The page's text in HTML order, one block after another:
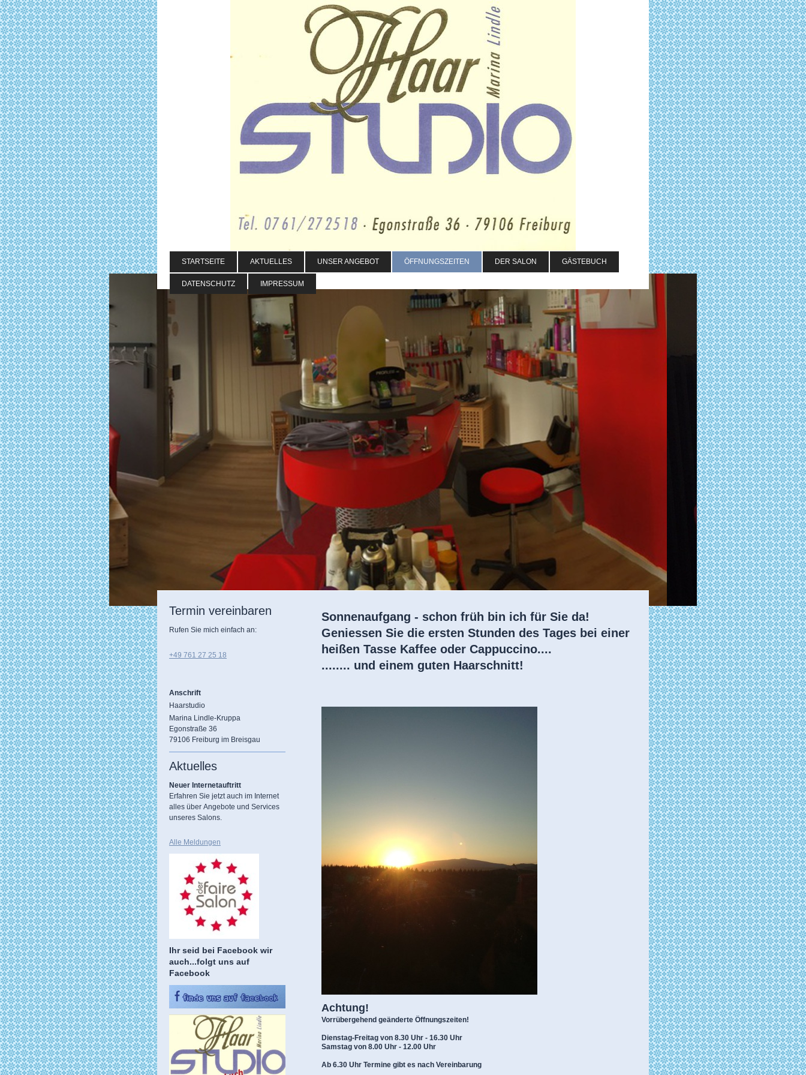
STARTSEITE AKTUELLES UNSER ANGEBOT ÖFFNUNGSZEITEN DER SALON GÄSTEBUCH
DATENSCHUTZ IMPRESSUM
Sonnenaufgang - schon früh bin ich für Sie da!
Geniessen Sie die ersten Stunden des Tages bei einer
heißen Tasse Kaffee oder Cappuccino....
........ und einem guten Haarschnitt!
Achtung!
Vorrübergehend geänderte Öffnungszeiten!
Dienstag-Freitag von 8.30 Uhr - 16.30 Uhr
Samstag von 8.00 Uhr - 12.00 Uhr
Ab 6.30 Uhr Termine gibt es nach Vereinbarung
Termin vereinbaren
Rufen Sie mich einfach an:
+49 761 27 25 18
Anschrift
Haarstudio
Marina Lindle-Kruppa
Egonstraße 36
79106 Freiburg im Breisgau
Aktuelles
Neuer Internetauftritt
Erfahren Sie jetzt auch im Internet
alles über Angebote und Services
unseres Salons.
Alle Meldungen
Ihr seid bei Facebook wir
auch...folgt uns auf
Facebook